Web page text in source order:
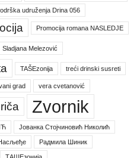
udruženja Drina 056
Promocija romana NASLEDJE
Sladjana Melezović
TAŠEzonija treći drinski susreti
grad vera cvetanović
Zvornik
Јованка Стојчиновић Николић
Радмила Шиник